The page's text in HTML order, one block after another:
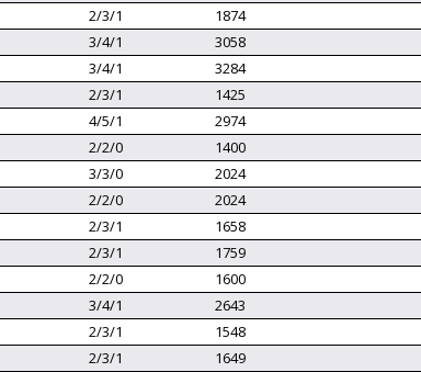
2/3/1 1874
3/4/1 3058
3/4/1 3284
2/3/1 1425
4/5/1 2974
2/2/0 1400
3/3/0 2024
2/2/0 2024
2/3/1 1658
2/3/1 1759
2/2/0 1600
3/4/1 2643
2/3/1 1548
2/3/1 1649